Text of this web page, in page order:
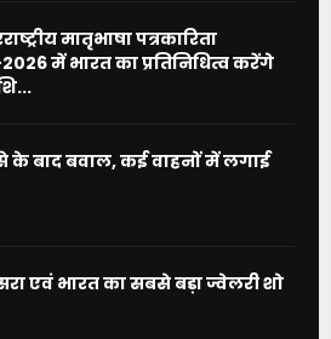
मातृभाषा पत्रकारिता
में भारत का प्रतिनिधित्व करेंगे
के बाद बवाल, कई वाहनों में लगाई
एवं भारत का सबसे बड़ा ज्वेलरी शो